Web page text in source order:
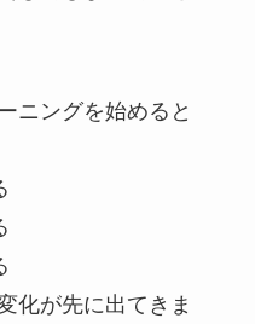
ニングを始めると
化が先に出てきま